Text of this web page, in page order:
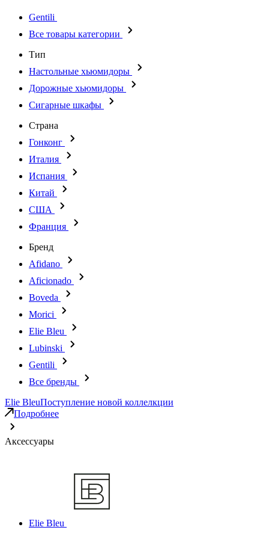
Gentili
Все товары категории
Тип
Настольные хьюмидоры
Дорожные хьюмидоры
Сигарные шкафы
Страна
Гонконг
Италия
Испания
Китай
США
Франция
Бренд
Afidano
Aficionado
Boveda
Morici
Elie Bleu
Lubinski
Gentili
Все бренды
Elie BleuПоступление новой коллелкции
Подробнее
Аксессуары
Elie Bleu